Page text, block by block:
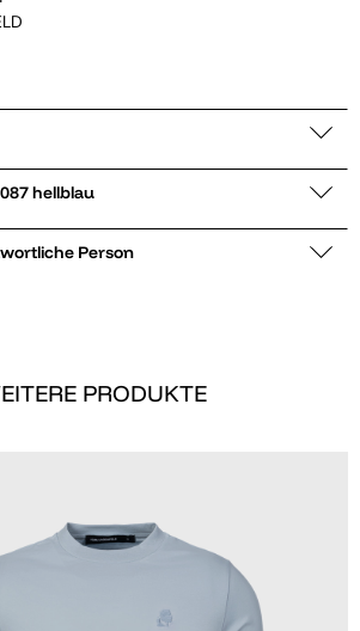
T-Shirt 655087 hellblau
Person
PRODUKTE